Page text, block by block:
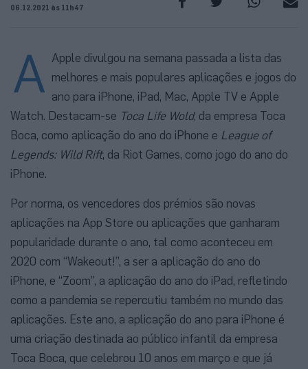
06.12.2021 às 11h47
A Apple divulgou na semana passada a lista das
melhores e mais populares aplicações e jogos do
ano para iPhone, iPad, Mac, Apple TV e Apple
Watch. Destacam-se Toca Life Wold, da empresa Toca
Boca, como aplicação do ano do iPhone e League of
Legends: Wild Rift, da Riot Games, como jogo do ano do
iPhone.
Por norma, os vencedores dos prémios são novas
aplicações na App Store ou aplicações que ganharam
popularidade durante o ano, tal como aconteceu em
2020 com “Wakeout!”, a ser a aplicação do ano do
iPhone, e “Zoom”, a aplicação do ano do iPad, refletindo
como a pandemia se repercutiu também no mundo das
aplicações. Este ano, a aplicação do ano para iPhone é
uma criação destinada ao público infantil da empresa
Toca Boca, que celebrou 10 anos em março e que já